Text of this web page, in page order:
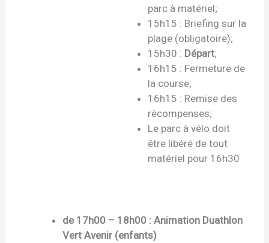
parc à matériel;
15h15 : Briefing sur la
plage (obligatoire);
15h30 : Départ;
16h15 : Fermeture de
la course;
16h15 : Remise des
récompenses;
Le parc à vélo doit
être libéré de tout
matériel pour 16h30
de 17h00 – 18h00 : Animation Duathlon
Vert Avenir (enfants)